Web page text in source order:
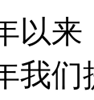
以来
我们